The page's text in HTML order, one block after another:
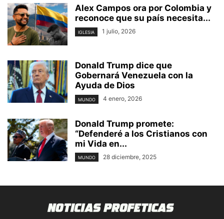
Alex Campos ora por Colombia y
reconoce que su país necesita...
IGLESIA 1 julio, 2026
Donald Trump dice que
Gobernará Venezuela con la
Ayuda de Dios
MUNDO 4 enero, 2026
Donald Trump promete:
“Defenderé a los Cristianos con
mi Vida en...
MUNDO 28 diciembre, 2025